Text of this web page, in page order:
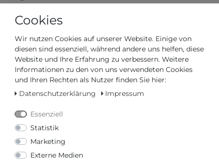
Ihr Preis bei3% Skonto
125,47 € *
Wunschliste Frage zum Artikel Preisanfrage
Cookies
Wir nutzen Cookies auf unserer Website. Einige von
diesen sind essenziell, während andere uns helfen, diese
Website und Ihre Erfahrung zu verbessern. Weitere
Informationen zu den von uns verwendeten Cookies
und Ihren Rechten als Nutzer finden Sie hier:
Datenschutzerklärung
Impressum
Essenziell
Statistik
Marketing
Externe Medien